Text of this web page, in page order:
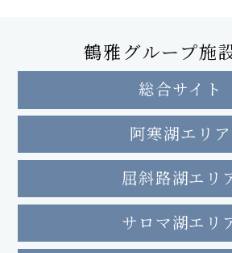
鶴雅グループ施
総合サイト
阿寒湖エリア
屈斜路湖エリ
サロマ湖エリ